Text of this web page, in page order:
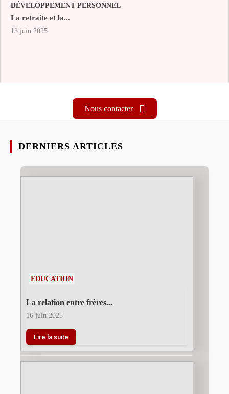
DÉVELOPPEMENT PERSONNEL
La retraite et la...
13 juin 2025
Nous contacter
DERNIERS ARTICLES
EDUCATION
La relation entre frères...
16 juin 2025
Lire la suite